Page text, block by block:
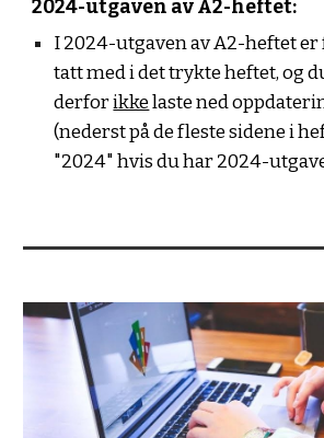
2024-utgaven av A2-heftet:
I 2024-utgaven av A2-heftet
tatt med i det trykte heftet, og
derforikkelaste ned
(nederst på de fleste sidene i
"2024" hvis du har 2024-